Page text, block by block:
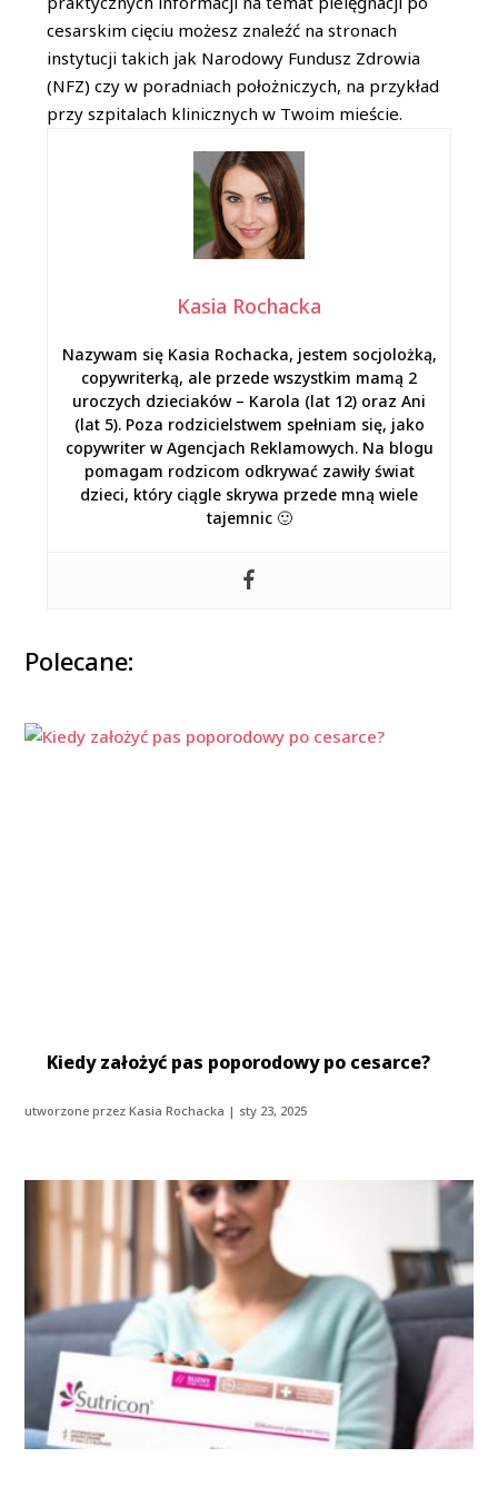
cesarskim cięciu możesz znaleźć na stronach
instytucji takich jak Narodowy Fundusz Zdrowia
(NFZ) czy w poradniach położniczych, na przykład
przy szpitalach klinicznych w Twoim mieście.
Kasia Rochacka
Nazywam się Kasia Rochacka, jestem socjolożką,
copywriterką, ale przede wszystkim mamą 2
uroczych dzieciaków – Karola (lat 12) oraz Ani
(lat 5). Poza rodzicielstwem spełniam się, jako
copywriter w Agencjach Reklamowych. Na blogu
pomagam rodzicom odkrywać zawiły świat
dzieci, który ciągle skrywa przede mną wiele
tajemnic 🙂
Polecane:
Kiedy założyć pas poporodowy po cesarce?
utworzone przezKasia Rochacka | sty 23, 2025